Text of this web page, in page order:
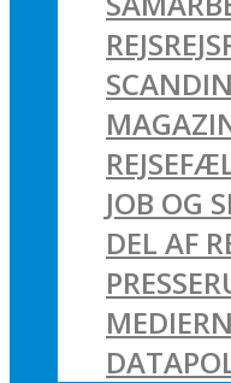
JOB OG
DEL AF